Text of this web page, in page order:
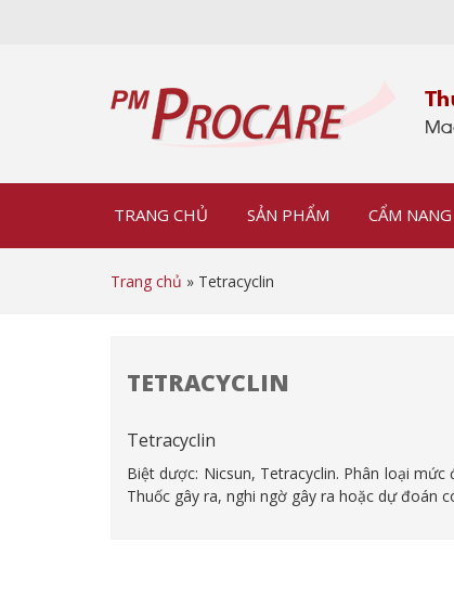
TRANG CHỦ SẢN PHẨM CẨM
Trang chủ » Tetracyclin
TETRACYCLIN
Tetracyclin
Biệt dược: Nicsun, Tetracyclin. Phân loại
Thuốc gây ra, nghi ngờ gây ra hoặc dự đoán